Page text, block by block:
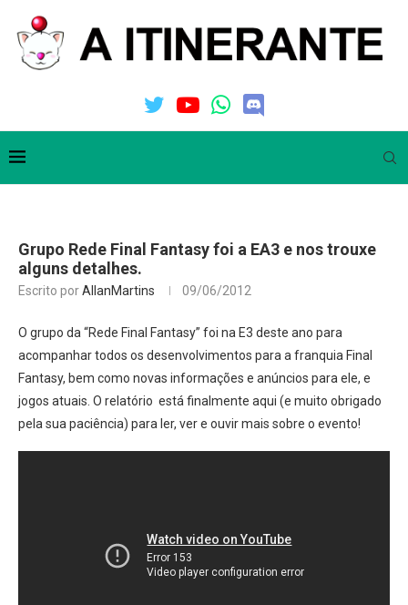
Grupo Rede Final Fantasy foi a EA3 e nos trouxe
alguns detalhes.
Escrito porAllanMartins 09/06/2012
O grupo da “Rede Final Fantasy” foi na E3 deste ano para
acompanhar todos os desenvolvimentos para a franquia Final
Fantasy, bem como novas informações e anúncios para ele, e
jogos atuais. O relatório está finalmente aqui (e muito obrigado
pela sua paciência) para ler, ver e ouvir mais sobre o evento!